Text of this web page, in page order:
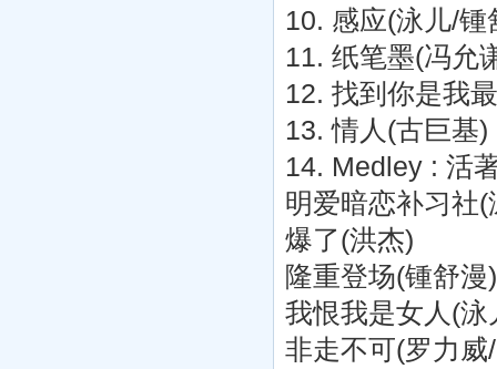
10. 感应(泳儿/
11. 纸笔墨(冯允
12. 找到你是我
13. 情人(古巨基)
14. Medley : 活
明爱暗恋补习社
爆了(洪杰)
隆重登场(锺舒漫)
我恨我是女人(泳
非走不可(罗力威